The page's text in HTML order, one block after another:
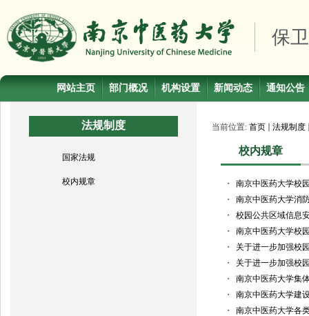
保
网站主页 部门概况 机构设置 新闻动态 通知公告
法规制度
国家法规
校内规章
当前位置: 首页 法规制度
校内规章
・
南京中医药大学校
・
南京中医药大学消
・
校园公共区域信息
・
南京中医药大学校
・
关于进一步加强校
・
关于进一步加强校
・
南京中医药大学集
・
南京中医药大学建
・
南京中医药大学各